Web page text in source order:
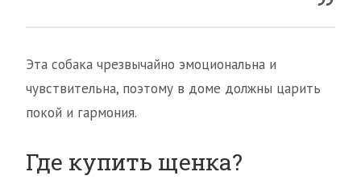
Эта собака чрезвычайно эмоциональна и
чувствительна, поэтому в доме должны царить
покой и гармония.
Где купить щенка?